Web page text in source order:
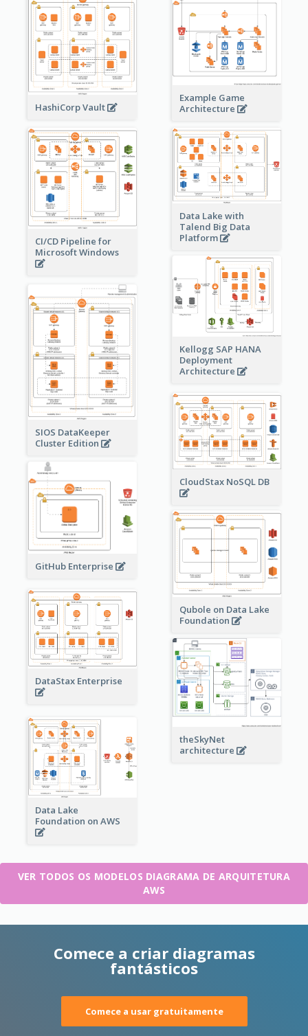
HashiCorp Vault
Example Game
Architecture
CI/CD Pipeline for
Microsoft Windows
Data Lake with
Talend Big Data
Platform
Kellogg SAP HANA
Deployment
Architecture
SIOS DataKeeper
Cluster Edition
CloudStax NoSQL DB
GitHub Enterprise
Qubole on Data Lake
Foundation
DataStax Enterprise
theSkyNet
architecture
Data Lake
Foundation on AWS
VER TODOS OS MODELOS DIAGRAMA DE ARQUITETURA
AWS
Comece a criar diagramas
fantásticos
Comece a usar gratuitamente